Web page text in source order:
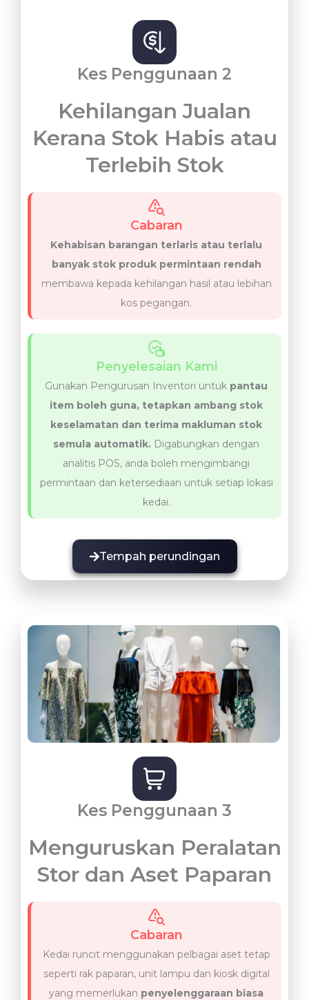
Kes Penggunaan 2
Kehilangan Jualan
Kerana Stok Habis atau
Terlebih Stok
Cabaran
Kehabisan barangan terlaris atau terlalu
banyak stok produk permintaan rendah
membawa kepada kehilangan hasil atau lebihan
kos pegangan.
Penyelesaian Kami
Gunakan Pengurusan Inventori untuk pantau
item boleh guna, tetapkan ambang stok
keselamatan dan terima makluman stok
semula automatik. Digabungkan dengan
analitis POS, anda boleh mengimbangi
permintaan dan ketersediaan untuk setiap lokasi
kedai.
Tempah perundingan
Kes Penggunaan 3
Menguruskan Peralatan
Stor dan Aset Paparan
Cabaran
Kedai runcit menggunakan pelbagai aset tetap
seperti rak paparan, unit lampu dan kiosk digital
yang memerlukan penyelenggaraan biasa